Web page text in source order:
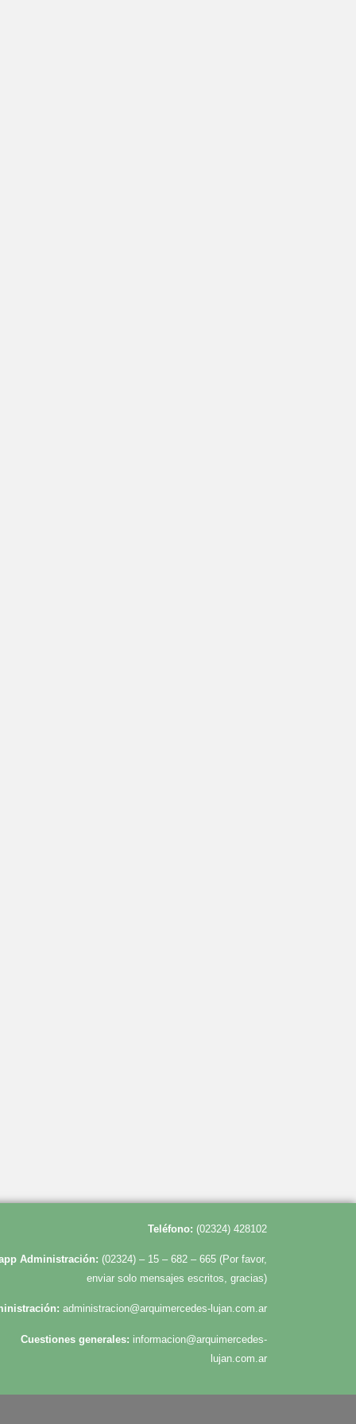
Teléfono: (02324) 428102
Administración: (02324) – 15 – 682 – 665 (Por favor,
enviar solo mensajes escritos, gracias)
administracion@arquimercedes-lujan.com.ar
Cuestiones generales: informacion@arquimercedes-
lujan.com.ar